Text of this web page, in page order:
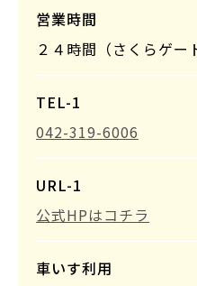
営業時間
２４時間（さくらゲー
TEL-1
042-319-6006
URL-1
公式HPはコチラ
車いす利用